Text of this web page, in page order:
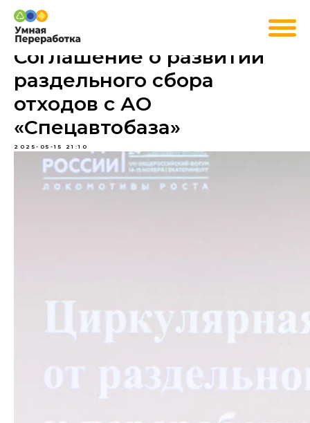
Соглашение о развитии
раздельного сбора
отходов с АО
«Спецавтобаза»
2025-05-15 21:10